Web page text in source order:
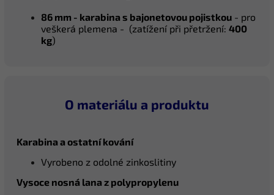
86 mm - karabina s bajonetovou pojistkou - pro
veškerá plemena - (zatížení při přetržení: 400
kg)
O materiálu a produktu
Karabina a ostatní kování
Vyrobeno z odolné zinkoslitiny
Vysoce nosná lana z polypropylenu